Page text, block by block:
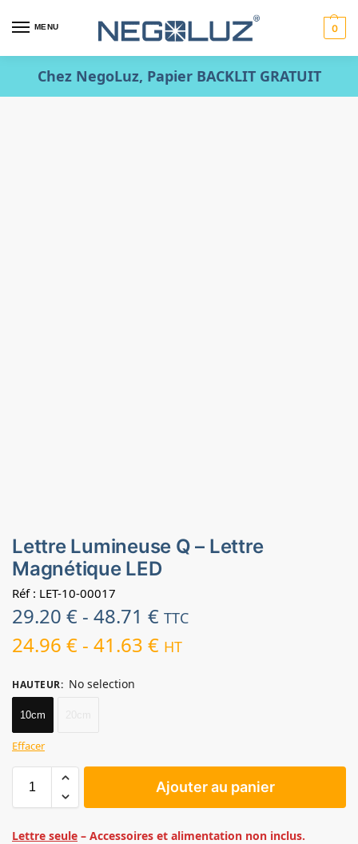
MENU 0
Chez NegoLuz, Papier BACKLIT GRATUIT
Lettre Lumineuse Q – Lettre
Magnétique LED
Réf : LET-10-00017
29.20 € - 48.71 € TTC
24.96 € - 41.63 € HT
HAUTEUR: No selection
10cm
Effacer
Ajouter au panier
Lettre seule – Accessoires et alimentation non inclus.